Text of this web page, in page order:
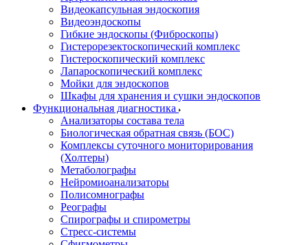
Видеокапсульная эндоскопия
Видеоэндоскопы
Гибкие эндоскопы (Фиброcкопы)
Гистерорезектоскопический комплекс
Гистероскопический комплекс
Лапароскопический комплекс
Мойки для эндоскопов
Шкафы для хранения и сушки эндоскопов
Функциональная диагностика
Анализаторы состава тела
Биологическая обратная связь (БОС)
Комплексы суточного мониторирования
(Холтеры)
Метаболографы
Нейромиоанализаторы
Полисомнографы
Реографы
Спирографы и спирометры
Стресс-системы